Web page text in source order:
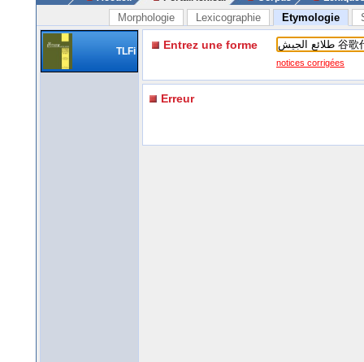
Morphologie Lexicographie Etymologie
TLFi Entrez une forme
notices corrigées
Erreur